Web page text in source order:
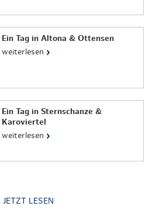
Ein Tag in Altona & Ottensen
weiterlesen ›
Ein Tag in Sternschanze &
Karoviertel
weiterlesen ›
JETZT LESEN